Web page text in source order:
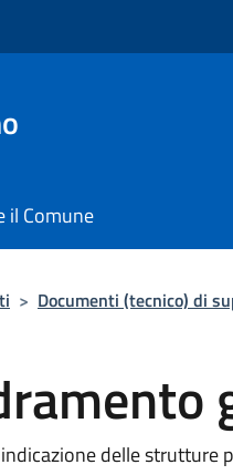
il Comune
> Documenti (tecnico) di
delle strutture